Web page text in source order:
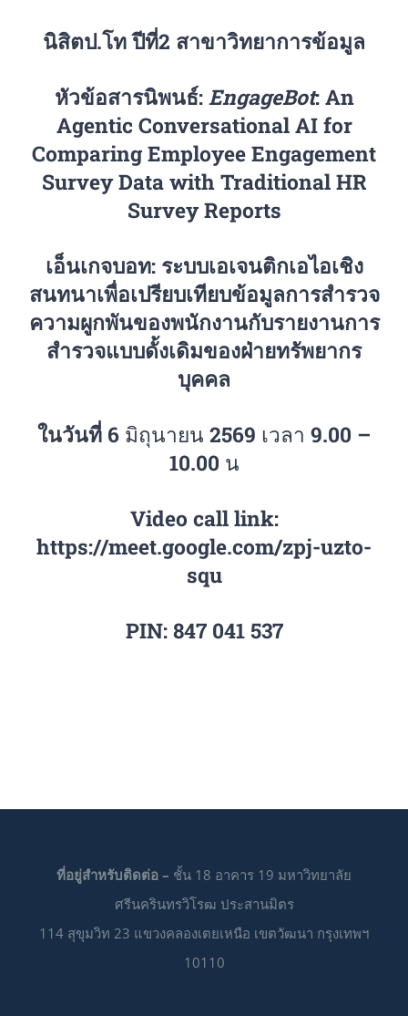
นิสิตป.โท ปีที่2 สาขาวิทยาการข้อมูล
หัวข้อสารนิพนธ์: EngageBot: An
Agentic Conversational AI for
Comparing Employee Engagement
Survey Data with Traditional HR
Survey Reports
เอ็นเกจบอท: ระบบเอเจนติกเอไอเชิง
สนทนาเพื่อเปรียบเทียบข้อมูลการสำรวจ
ความผูกพันของพนักงานกับรายงานการ
สำรวจแบบดั้งเดิมของฝ่ายทรัพยากร
บุคคล
ในวันที่ 6 มิถุนายน 2569 เวลา 9.00 –
10.00 น
Video call link:
https://meet.google.com/zpj-uzto-
squ
PIN: 847 041 537
ที่อยู่สำหรับติดต่อ – ชั้น 18 อาคาร 19 มหาวิทยาลัย
ศรีนครินทรวิโรฒ ประสานมิตร
114 สุขุมวิท 23 แขวงคลองเตยเหนือ เขตวัฒนา กรุงเทพฯ
10110